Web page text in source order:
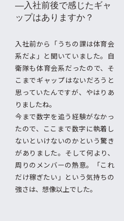
―入社前後で感じたギャ
ップはありますか？
入社前から「うちの課は体育会
系だよ」と聞いていました。自
衛隊も体育会系だったので、そ
こまでギャップはないだろうと
思っていたんですが、やはりあ
りましたね。
今まで数字を追う経験がなかっ
たので、ここまで数字に執着し
ないといけないのかという驚き
がありました。そして何より、
周りのメンバーの熱意。「これ
だけ稼ぎたい」という気持ちの
強さは、想像以上でした。